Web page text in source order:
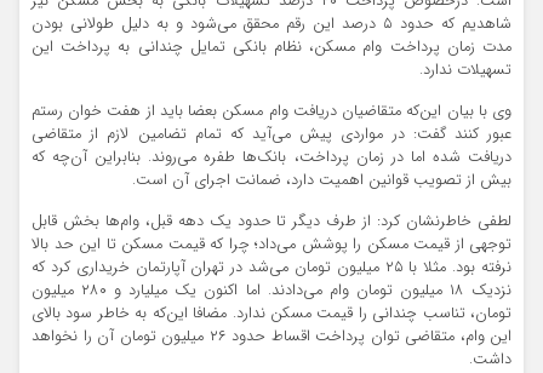
شاهدیم که حدود ۵ درصد این رقم محقق می‌شود و به دلیل طولانی بودن
مدت زمان پرداخت وام مسکن، نظام بانکی تمایل چندانی به پرداخت این
تسهیلات ندارد.
وی با بیان این‌که متقاضیان دریافت وام مسکن بعضا باید از هفت خوان رستم
عبور کنند گفت: در مواردی پیش می‌آید که تمام تضامین لازم از متقاضی
دریافت شده اما در زمان پرداخت، بانک‌ها طفره می‌روند. بنابراین آن‌چه که
بیش از تصویب قوانین اهمیت دارد، ضمانت اجرای آن است.
لطفی خاطرنشان کرد: از طرف دیگر تا حدود یک دهه قبل، وام‌ها بخش قابل
توجهی از قیمت مسکن را پوشش می‌داد؛ چرا که قیمت مسکن تا این حد بالا
نرفته بود. مثلا با ۲۵ میلیون تومان می‌شد در تهران آپارتمان خریداری کرد که
نزدیک ۱۸ میلیون تومان وام می‌دادند. اما اکنون یک میلیارد و ۲۸۰ میلیون
تومان، تناسب چندانی را قیمت مسکن ندارد. مضافا این‌که به خاطر سود بالای
این وام، متقاضی توان پرداخت اقساط حدود ۲۶ میلیون تومان آن را نخواهد
داشت.